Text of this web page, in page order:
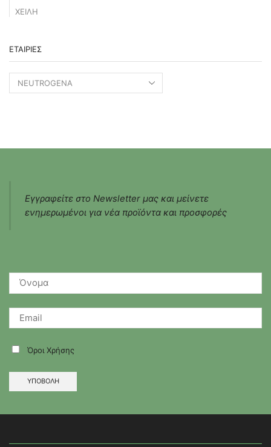
ΧΕΙΛΗ
ΕΤΑΙΡΊΕΣ
Εγγραφείτε στο Newsletter μας και μείνετε
ενημερωμένοι για νέα προϊόντα και προσφορές
Όροι Χρήσης